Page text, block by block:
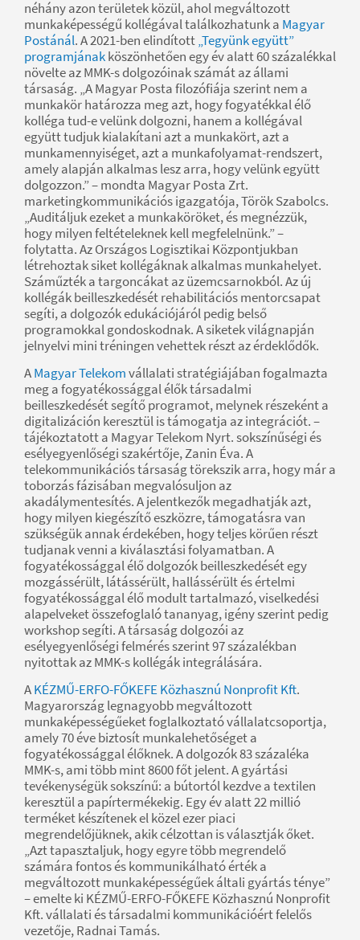
néhány azon területek közül, ahol megváltozott
munkaképességű kollégával találkozhatunk a Magyar
Postánál. A 2021-ben elindított„Tegyünk együtt”
programjánakköszönhetően egy év alatt 60 százalékkal
növelte az MMK-s dolgozóinak számát az állami
társaság. „A Magyar Posta filozófiája szerint nem a
munkakör határozza meg azt, hogy fogyatékkal élő
kolléga tud-e velünk dolgozni, hanem a kollégával
együtt tudjuk kialakítani azt a munkakört, azt a
munkamennyiséget, azt a munkafolyamat-rendszert,
amely alapján alkalmas lesz arra, hogy velünk együtt
dolgozzon.” – mondta Magyar Posta Zrt.
marketingkommunikációs igazgatója, Török Szabolcs.
„Auditáljuk ezeket a munkaköröket, és megnézzük,
hogy milyen feltételeknek kell megfelelnünk.” –
folytatta. Az Országos Logisztikai Központjukban
létrehoztak siket kollégáknak alkalmas munkahelyet.
Száműzték a targoncákat az üzemcsarnokból. Az új
kollégák beilleszkedését rehabilitációs mentorcsapat
segíti, a dolgozók edukációjáról pedig belső
programokkal gondoskodnak. A siketek világnapján
jelnyelvi mini tréningen vehettek részt az érdeklődők.
AMagyar Telekomvállalati stratégiájában fogalmazta
meg a fogyatékossággal élők társadalmi
beilleszkedését segítő programot, melynek részeként a
digitalizáción keresztül is támogatja az integrációt. –
tájékoztatott a Magyar Telekom Nyrt. sokszínűségi és
esélyegyenlőségi szakértője, Zanin Éva. A
telekommunikációs társaság törekszik arra, hogy már a
toborzás fázisában megvalósuljon az
akadálymentesítés. A jelentkezők megadhatják azt,
hogy milyen kiegészítő eszközre, támogatásra van
szükségük annak érdekében, hogy teljes körűen részt
tudjanak venni a kiválasztási folyamatban. A
fogyatékossággal élő dolgozók beilleszkedését egy
mozgássérült, látássérült, hallássérült és értelmi
fogyatékossággal élő modult tartalmazó, viselkedési
alapelveket összefoglaló tananyag, igény szerint pedig
workshop segíti. A társaság dolgozói az
esélyegyenlőségi felmérés szerint 97 százalékban
nyitottak az MMK-s kollégák integrálására.
AKÉZMŰ-ERFO-FŐKEFE Közhasznú Nonprofit Kft.
Magyarország legnagyobb megváltozott
munkaképességűeket foglalkoztató vállalatcsoportja,
amely 70 éve biztosít munkalehetőséget a
fogyatékossággal élőknek. A dolgozók 83 százaléka
MMK-s, ami több mint 8600 főt jelent. A gyártási
tevékenységük sokszínű: a bútortól kezdve a textilen
keresztül a papírtermékekig. Egy év alatt 22 millió
terméket készítenek el közel ezer piaci
megrendelőjüknek, akik célzottan is választják őket.
„Azt tapasztaljuk, hogy egyre több megrendelő
számára fontos és kommunikálható érték a
megváltozott munkaképességűek általi gyártás ténye”
– emelte ki KÉZMŰ-ERFO-FŐKEFE Közhasznú Nonprofit
Kft. vállalati és társadalmi kommunikációért felelős
vezetője, Radnai Tamás.